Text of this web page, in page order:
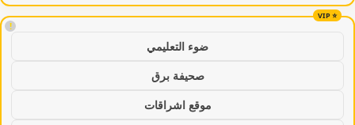
!
ضوء التعليمي
صحيفة برق
موقع اشراقات